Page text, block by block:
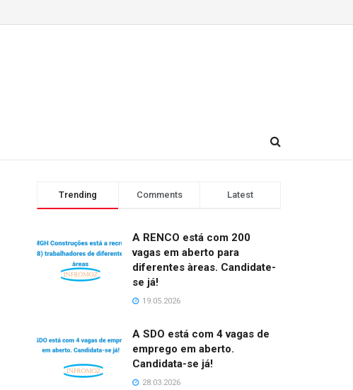
Trending Comments Latest
A RENCO está com 200
vagas em aberto para
diferentes àreas. Candidate-
se já!
19.05.2026
A SDO está com 4 vagas de
emprego em aberto.
Candidata-se já!
28.03.2026